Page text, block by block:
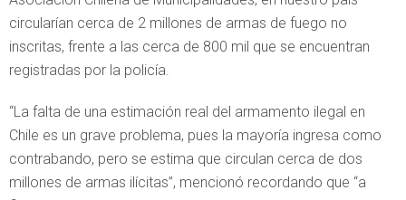
circularían cerca de 2 millones de armas de fuego no
inscritas, frente a las cerca de 800 mil que se encuentran
registradas por la policía.
“La falta de una estimación real del armamento ilegal en
Chile es un grave problema, pues la mayoría ingresa como
contrabando, pero se estima que circulan cerca de dos
millones de armas ilícitas”, mencionó recordando que “a